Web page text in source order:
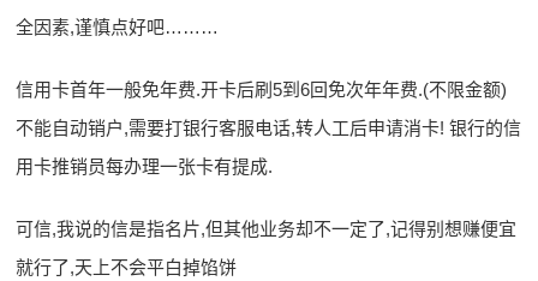
全因素,谨慎点好吧………
信用卡首年一般免年费.开卡后刷5到6回免次年年费.(不限金额)
不能自动销户,需要打银行客服电话,转人工后申请消卡! 银行的信
用卡推销员每办理一张卡有提成.
可信,我说的信是指名片,但其他业务却不一定了,记得别想赚便宜
就行了,天上不会平白掉馅饼